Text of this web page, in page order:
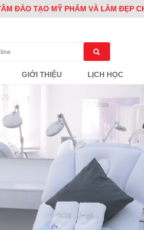
ĐÀO TẠO MỸ PHẨM VÀ LÀM ĐẸP
GIỚI THIỆU LỊCH HỌC